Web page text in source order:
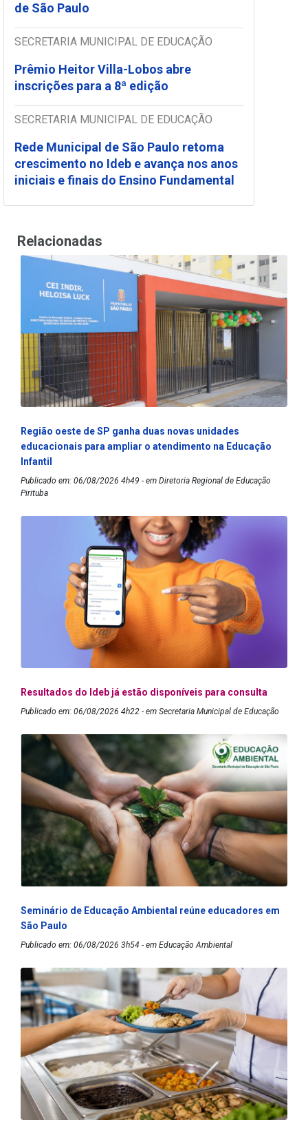
de São Paulo
SECRETARIA MUNICIPAL DE EDUCAÇÃO
Prêmio Heitor Villa-Lobos abre
inscrições para a 8ª edição
SECRETARIA MUNICIPAL DE EDUCAÇÃO
Rede Municipal de São Paulo retoma
crescimento no Ideb e avança nos anos
iniciais e finais do Ensino Fundamental
Relacionadas
Região oeste de SP ganha duas novas unidades
educacionais para ampliar o atendimento na Educação
Infantil
Publicado em: 06/08/2026 4h49 - em Diretoria Regional de Educação
Pirituba
Resultados do Ideb já estão disponíveis para consulta
Publicado em: 06/08/2026 4h22 - em Secretaria Municipal de Educação
Seminário de Educação Ambiental reúne educadores em
São Paulo
Publicado em: 06/08/2026 3h54 - em Educação Ambiental